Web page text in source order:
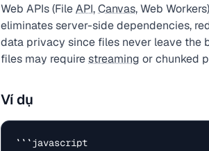
Web APIs (FileAPI,Canvas, Web
eliminates server-side dependencies,
data privacy since files never leave the
files may requirestreaming or chunked
Ví dụ
```javascript